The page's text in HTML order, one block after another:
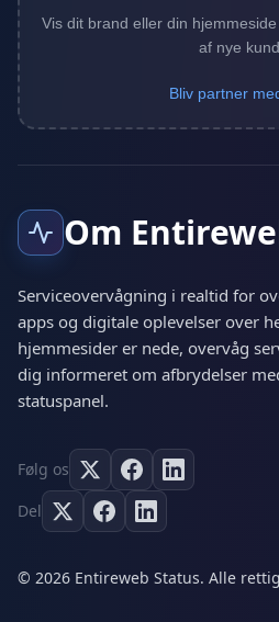
Vis dit brand eller din
af nye
Bliv partner
Om
Serviceovervågning i realtid for
apps og digitale oplevelser over
hjemmesider er nede, overvåg
dig informeret om afbrydelser
statuspanel.
Følg os
Del
© 2026 Entireweb Status. Alle